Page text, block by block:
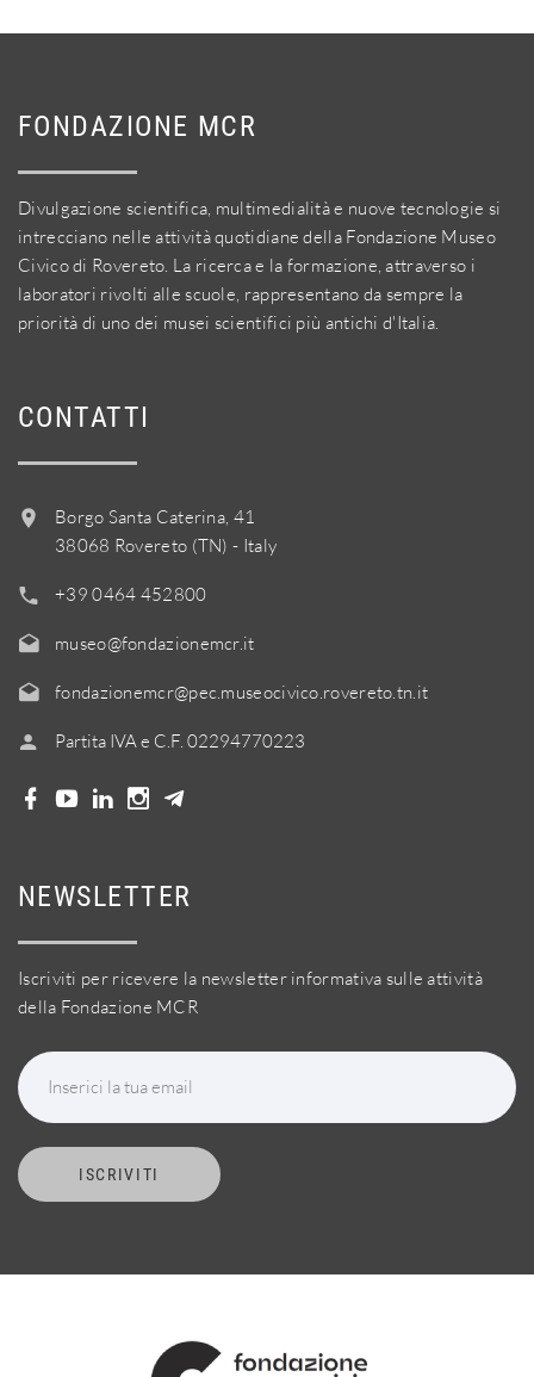
FONDAZIONE MCR
Divulgazione scientifica, multimedialità e nuove tecnologie si
intrecciano nelle attività quotidiane della Fondazione Museo
Civico di Rovereto. La ricerca e la formazione, attraverso i
laboratori rivolti alle scuole, rappresentano da sempre la
priorità di uno dei musei scientifici più antichi d'Italia.
CONTATTI
Borgo Santa Caterina, 41
38068 Rovereto (TN) - Italy
+39 0464 452800
museo@fondazionemcr.it
fondazionemcr@pec.museocivico.rovereto.tn.it
Partita IVA e C.F. 02294770223
NEWSLETTER
Iscriviti per ricevere la newsletter informativa sulle attività
della Fondazione MCR
Inserici la tua email
ISCRIVITI